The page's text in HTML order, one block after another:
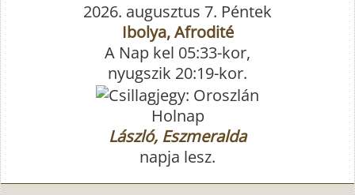
2026. augusztus 7. Péntek
Ibolya, Afrodité
A Nap kel 05:33-kor,
nyugszik 20:19-kor.
Holnap
László, Eszmeralda
napja lesz.